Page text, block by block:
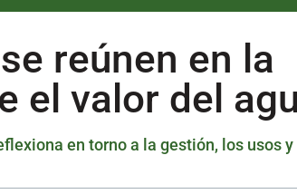
reúnen en la
el valor del
en torno a la gestión, los usos y